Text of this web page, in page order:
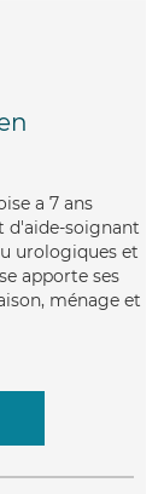
a 7 ans
d'aide-soignant
urologiques et
apporte ses
ménage et